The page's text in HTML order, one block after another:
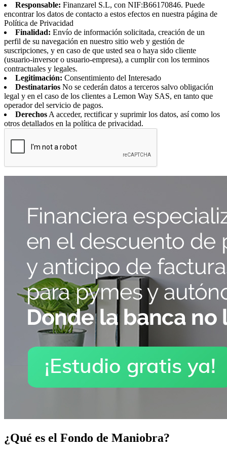
Responsable: Finanzarel S.L, con NIF:B66170846. Puede
encontrar los datos de contacto a estos efectos en nuestra página de
Política de Privacidad
Finalidad: Envío de información solicitada, creación de un
perfil de su navegación en nuestro sitio web y gestión de
suscripciones, y en caso de que usted sea o haya sido cliente
(usuario-inversor o usuario-empresa), a cumplir con los terminos
contractuales y legales.
Legitimación: Consentimiento del Interesado
Destinatarios No se cederán datos a terceros salvo obligación
legal y en el caso de los clientes a Lemon Way SAS, en tanto que
operador del servicio de pagos.
Derechos A acceder, rectificar y suprimir los datos, así como los
otros detallados en la política de privacidad.
¿Qué es el Fondo de Maniobra?